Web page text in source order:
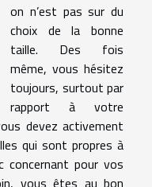
on n’est pas sur du
choix de la bonne
taille. Des fois
même, vous hésitez
toujours, surtout par
rapport à votre
devez activement
qui sont propres à
pour vos